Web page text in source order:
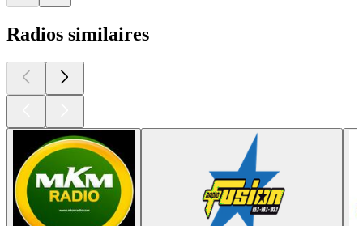
Radios similaires